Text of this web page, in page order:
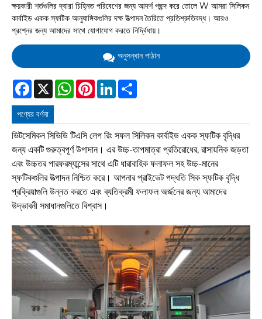
ক্ষয়কারী শর্তগুলির দ্বারা চিহ্নিত পরিবেশের জন্য আদর্শ পছন্দ করে তোলে W আমরা সিলিকন
কার্বাইড একক স্ফটিক আনুষাঙ্গিকগুলির দক্ষ উত্পাদন তৈরিতে প্রতিশ্রুতিবদ্ধ। আরও
প্রশ্নের জন্য আমাদের সাথে যোগাযোগ করতে নির্দ্বিধায়।
অনুসন্ধান পাঠান
Facebook
X WhatsAppPinterestLinkedIn
পণ্যের বর্ণনা
ভিটসেমিকন সিভিডি টিএসি লেপ রিং সফল সিলিকন কার্বাইড একক স্ফটিক বৃদ্ধির
জন্য একটি গুরুত্বপূর্ণ উপাদান। এর উচ্চ-তাপমাত্রা প্রতিরোধের, রাসায়নিক জড়তা
এবং উচ্চতর পারফরম্যান্সের সাথে এটি ধারাবাহিক ফলাফল সহ উচ্চ-মানের
স্ফটিকগুলির উত্পাদন নিশ্চিত করে। আপনার প্রাইভেট পদ্ধতি সিক স্ফটিক বৃদ্ধি
প্রক্রিয়াগুলি উন্নত করতে এবং ব্যতিক্রমী ফলাফল অর্জনের জন্য আমাদের
উদ্ভাবনী সমাধানগুলিতে বিশ্বাস।